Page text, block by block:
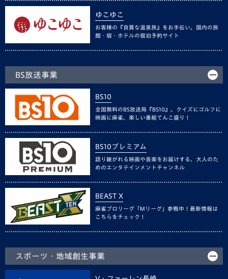
ゆこゆこ
お客様の『良質な温泉旅』をお手伝い。国内の旅
館・宿・ホテルの宿泊予約サイト
BS放送事業
BS10
全国無料のBS放送局『BS10』。クイズにゴルフに
映画に麻雀、楽しい番組てんこ盛り！
BS10プレミアム
語り継がれる映画や音楽をお届けする、大人のた
めのエンタテインメントチャンネル
BEAST X
麻雀プロリーグ「Mリーグ」参戦中！最新情報は
こちらをチェック！
スポーツ・地域創生事業